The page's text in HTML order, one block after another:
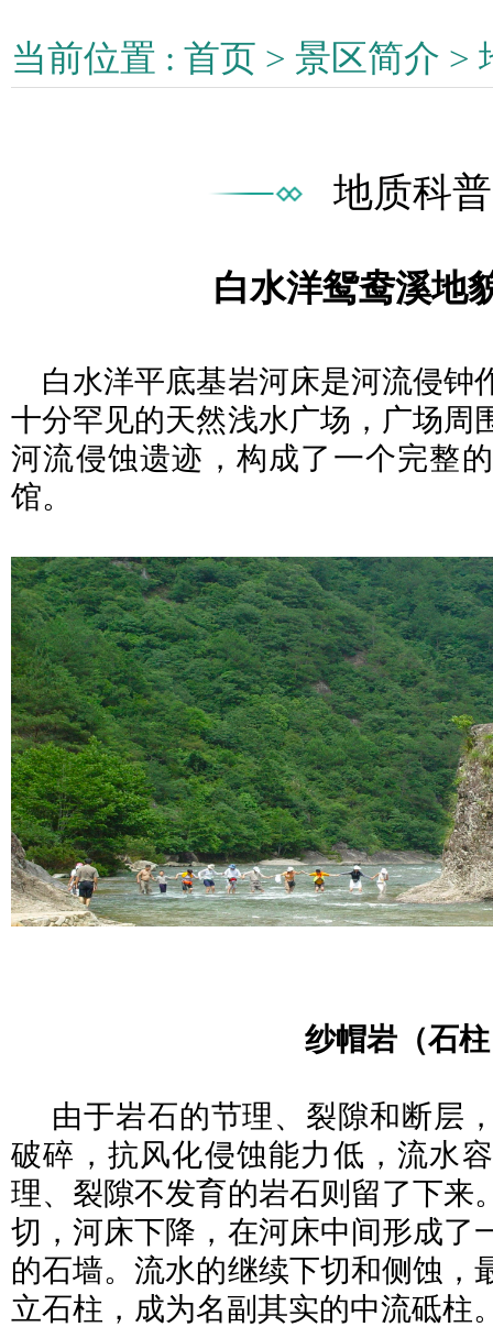
当前位置 : 首页 > 景区简介 >
地质科普
白水洋鸳鸯溪地
白水洋平底基岩河床是河流侵钟
十分罕见的天然浅水广场，广场周
河流侵蚀遗迹，构成了一个完整
馆。
纱帽岩（石
由于岩石的节理、裂隙和断层
破碎，抗风化侵蚀能力低，流水
理、裂隙不发育的岩石则留了下来
切，河床下降，在河床中间形成了
的石墙。流水的继续下切和侧蚀，
立石柱，成为名副其实的中流砥柱